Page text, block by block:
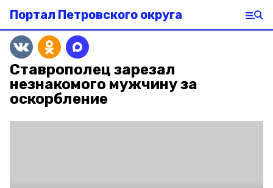
Портал Петровского округа
Ставрополец зарезал
незнакомого мужчину за
оскорбление